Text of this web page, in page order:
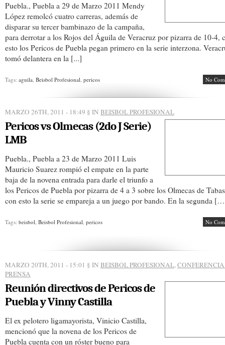
Puebla., Puebla a 29 de Marzo 2011 Mendy
López remolcó cuatro carreras, además de
disparar su tercer bambinazo de la campaña,
para derrotar a los Rojos del Águila de Veracruz por pizarra de 10-4,
esto los Pericos de Puebla pegan primero en la serie interzona.
tomó delantera en la [...]
Tags: aguila, Beisbol Profesional, pericos No
MARZO 26TH, 2011 - 18:49 § IN BEISBOL PROFESIONAL
Pericos vs Olmecas (2do J Serie)
LMB
Puebla., Puebla a 23 de Marzo 2011 Luis
Mauricio Suarez rompió el empate en la parte
baja de la novena entrada para darle el triunfo a
los Pericos de Puebla por pizarra de 4 a 3 sobre los Olmecas de
con esto la serie se empareja a un juego por bando. En la segunda
Tags: beisbol, Beisbol Profesional, pericos No
MARZO 20TH, 2011 - 15:01 § IN BEISBOL PROFESIONAL,
PRENSA
Reunión directivos de Pericos de
Puebla y Vinny Castilla
El ex pelotero ligamayorista, Vinicio Castilla,
mencionó que la novena de los Pericos de
Puebla cuenta con un róster bueno para